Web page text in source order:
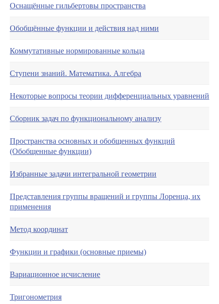
Оснащённые гильбертовы пространства
Обобщённые функции и действия над ними
Коммутативные нормированные кольца
Ступени знаний. Математика. Алгебра
Некоторые вопросы теории дифференциальных уравнений
Сборник задач по функциональному анализу
Пространства основных и обобщенных функций
(Обобщенные функции)
Избранные задачи интегральной геометрии
Представления группы вращений и группы Лоренца, их
применения
Метод координат
Функции и графики (основные приемы)
Вариационное исчисление
Тригонометрия